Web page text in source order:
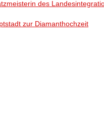
des
zur Diamanthochzeit